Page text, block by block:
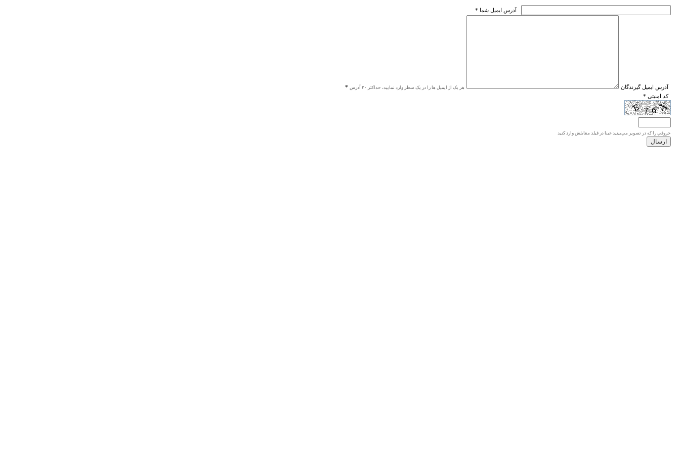
* آدرس ايميل شما
* آدرس ايميل گيرندگان هر یک از ایمیل ها را در یک سطر وارد نمایید، حداکثر ۲۰ آدرس
* کد امنیتی
حروفي را كه در تصوير مي‌بينيد عينا در فيلد مقابلش وارد كنيد